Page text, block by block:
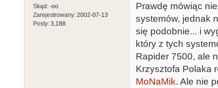
Skąd: -oo
Zarejestrowany: 2002-07-13
Posty: 3,188
Prawdę mówiąc
systemów, jednak
się podobnie... i
który z tych
Rapider 7500, ale
Krzysztofa Polaka
MoNaMik. Ale nie